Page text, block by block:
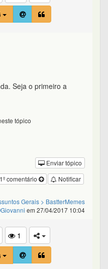
Seja o primeiro a
tópico
Enviar tópico
Notificar
1º comentário
Gerais > BastterMemes
Giovanni em 27/04/2017 10:04
1